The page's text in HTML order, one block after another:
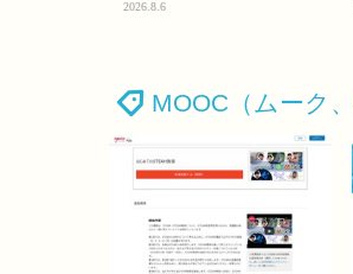
2026.8.6
MOOC（ムーク